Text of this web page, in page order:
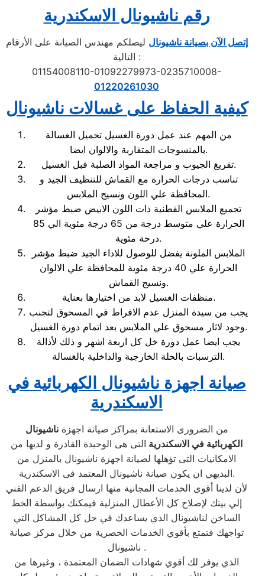
رقم ناشيونال الاسكندرية
إتصل الآن بصيانة ناشيونال ليصلكم مهندس الصيانة على الأرقام
التالية :
01154008110-01092279973-0235710008-
01220261030
كيفية الحفاظ على غسالات ناشيونال
من المهم عند عمل دورة الغسيل تحميل الغسالة
بالمنسوجات المتقاربة والالوان ايضا.
تفريغ الجيوب و مراجعة المواد الصلبة فبل الغسيل.
تناسب درجات الحرارة مع القماش للتنظيف الجيد و
المحافظة علي اللون ونسيج الملابس.
تجميع الملابس القطنية ذات اللون الابيض ضبط مؤشر
الحرارة علي متوسط درجة من 65 درجة مئوية الي 85
درحة مئوية.
الملابس الملونة يفضل للوصول للاداء الجيد ضبط مؤشر
الحرارة علي 40 درجة مئوية للمحافظة علي الالوان
ونسيج القماش.
منظفات الغسيل لابد من اختيارها بعناية.
يجب من سيدة المنزل عدم الافراط في المسحوق لتجنب
وجود لاثار مسحوق علي الملابس بعد اتمام دورة الغسيل.
يجب ايضا عمل دورة خل كل اربعة اشهر و ذلك لأذالة
الترسبات بالحلة الخارجية والداخلية بالغسالة.
صيانة اجهزة ناشيونال الكهربائية في
الاسكندرية
من الضرورى الاستعانة بمراكز صيانة اجهزةناشيونال
الكهربائية في الاسكندرية التى هى الوحيدة القادرة و لديها من
الامكانيات التى تؤهلها لصيانة اجهزة ناشيونال بالمنزل من
البديهي ان يكون صيانة ناشيونال المعتمد فى الاسكندرية.
لأن لدينا أقوى الخدمات المجانية منها ارسال فريق الدعم الفني
إلي بيتك لإصلاح كل الأعطال المنزلية فيمكنك بواسطة الخط
الساخن لناشيونال الذي يساعدك في حل كل المشاكل التي
تواجهك فتمتع بأقوي الخدمات الحصرية من خلال مركز صيانة
ناشيونال .
الذي يوفر لك أقوي شهادات الضمان المعتمدة ، وغيرها من